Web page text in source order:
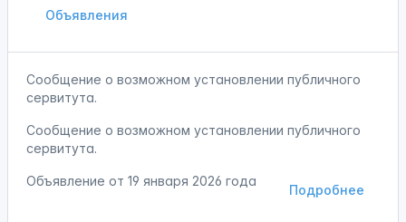
Объявления
Сообщение о возможном установлении публичного
сервитута.
Сообщение о возможном установлении публичного
сервитута.
Подробнее
Объявление от 19 января 2026 года